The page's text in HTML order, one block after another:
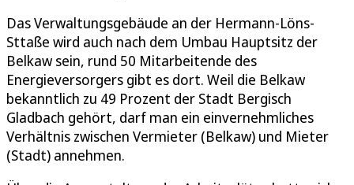
Das Verwaltungsgebäude an der Hermann-Löns-
Sttaße wird auch nach dem Umbau Hauptsitz der
Belkaw sein, rund 50 Mitarbeitende des
Energieversorgers gibt es dort. Weil die Belkaw
bekanntlich zu 49 Prozent der Stadt Bergisch
Gladbach gehört, darf man ein einvernehmliches
Verhältnis zwischen Vermieter (Belkaw) und Mieter
(Stadt) annehmen.